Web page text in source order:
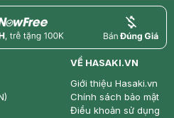
price
VỀ HASAKI.VN
Giới thiệu Hasaki.vn
Chính sách bảo mật
Điều khoản sử dụng